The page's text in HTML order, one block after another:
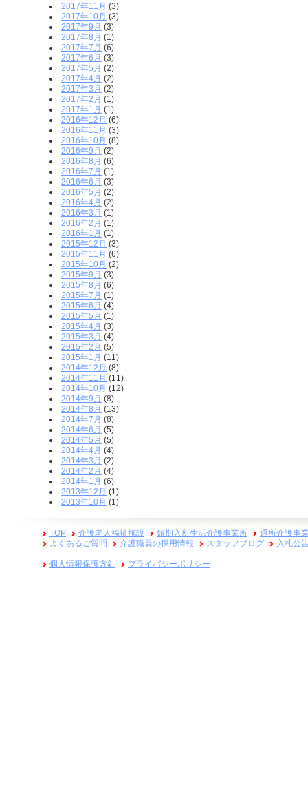
2017年11月 (3)
2017年10月 (3)
2017年9月 (3)
2017年8月 (1)
2017年7月 (6)
2017年6月 (3)
2017年5月 (2)
2017年4月 (2)
2017年3月 (2)
2017年2月 (1)
2017年1月 (1)
2016年12月 (6)
2016年11月 (3)
2016年10月 (8)
2016年9月 (2)
2016年8月 (6)
2016年7月 (1)
2016年6月 (3)
2016年5月 (2)
2016年4月 (2)
2016年3月 (1)
2016年2月 (1)
2016年1月 (1)
2015年12月 (3)
2015年11月 (6)
2015年10月 (2)
2015年9月 (3)
2015年8月 (6)
2015年7月 (1)
2015年6月 (4)
2015年5月 (1)
2015年4月 (3)
2015年3月 (4)
2015年2月 (5)
2015年1月 (11)
2014年12月 (8)
2014年11月 (11)
2014年10月 (12)
2014年9月 (8)
2014年8月 (13)
2014年7月 (8)
2014年6月 (5)
2014年5月 (5)
2014年4月 (4)
2014年3月 (2)
2014年2月 (4)
2014年1月 (6)
2013年12月 (1)
2013年10月 (1)
TOP 介護老人福祉施設 短期入所生活介護事業所
通所介護事
よくあるご質問
介護職員の採用情報 スタッフブログ 入札公
個人情報保護方針 プライバシーポリシー